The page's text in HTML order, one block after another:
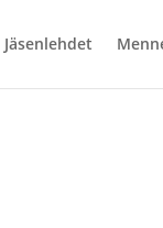
Jäsenlehdet